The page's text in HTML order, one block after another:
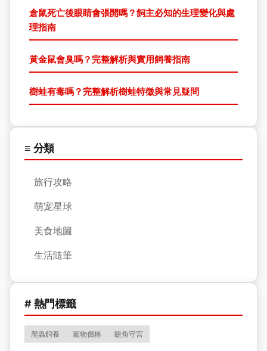
倉鼠死亡後眼睛會張開嗎？飼主必知的生理變化與處
理指南
黃金鼠會臭嗎？完整解析與實用飼養指南
樹蛙有毒嗎？完整解析樹蛙特徵與常見疑問
≡ 分類
旅行攻略
萌宠星球
美食地圖
生活隨筆
# 熱門標籤
爬蟲飼養 寵物價格 睫角守宮